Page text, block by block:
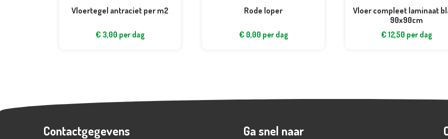
Vloertegel antraciet per m2
€ 3,00 per dag
Rode loper
€ 0,00 per dag
Vloer compleet laminaat
90x90cm
€ 12,50 per dag
Contactgegevens Ga snel naar